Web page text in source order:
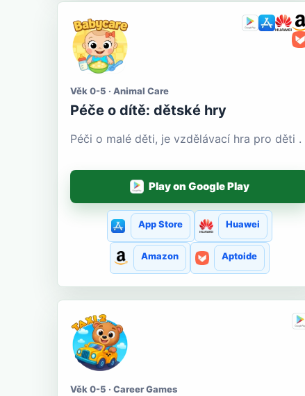
Věk 0-5 · Animal Care
Péče o dítě: dětské hry
Péči o malé děti, je vzdělávací hra pro děti .
Play on Google Play
App Store Huawei
Amazon Aptoide
Věk 0-5 · Career Games